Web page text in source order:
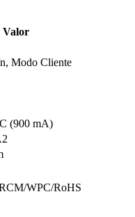
Valor
Modo Cliente
(900 mA)
WPC/RoHS